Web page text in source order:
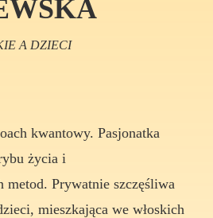
A DZIECI
kwantowy. Pasjonatka
życia i
metod. Prywatnie szczęśliwa
mieszkająca we włoskich